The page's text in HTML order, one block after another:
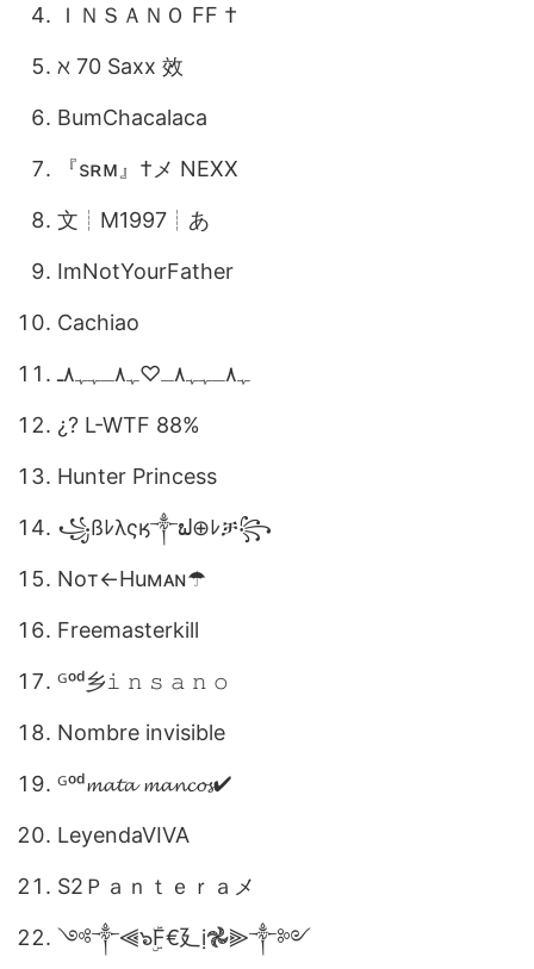
ＩＮＳＡＮＯㅤ FF †
ℵ 70 Saxx 效
BumChacalaca
『sʀᴍ』†メ NEXX
⽂┊ㅤM1997ㅤ┊あ
ImNotYourFather
Cachiao
ﮩ٨ـﮩﮩ٨ـ♡ﮩ٨ـﮩﮩ٨ـ
¿? L-WTF 88%
Hunter Princess
꧁ßﾚλςӄ༒ຟ⊕ﾚቻ꧂
Noтㅤ←Huмᴀɴㅤ☂
Freemasterkill
ᴳᵒᵈ乡𝚒 𝚗 𝚜 𝚊 𝚗 𝚘
Nombre invisible
ᴳᵒᵈ𝓶𝓪𝓽𝓪 𝓶𝓪𝓷𝓬𝓸𝓼✔
LeyendaVIVA
S2ㅤＰａｎｔｅｒａㅤメ
༺༒⫷๖ۣۜF€廴ị𖣘⫸༒༻